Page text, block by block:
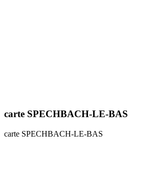
carte SPECHBACH-LE-BAS
carte SPECHBACH-LE-BAS